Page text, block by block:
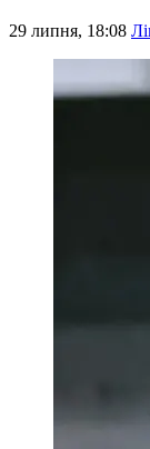
29 липня, 18:08